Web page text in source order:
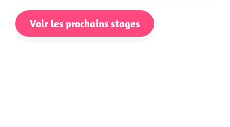
Voir les prochains stages